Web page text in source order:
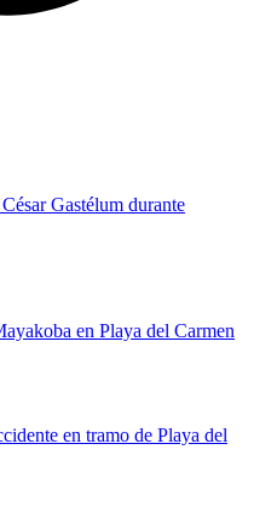
Gastélum durante
en Playa del Carmen
en tramo de Playa del